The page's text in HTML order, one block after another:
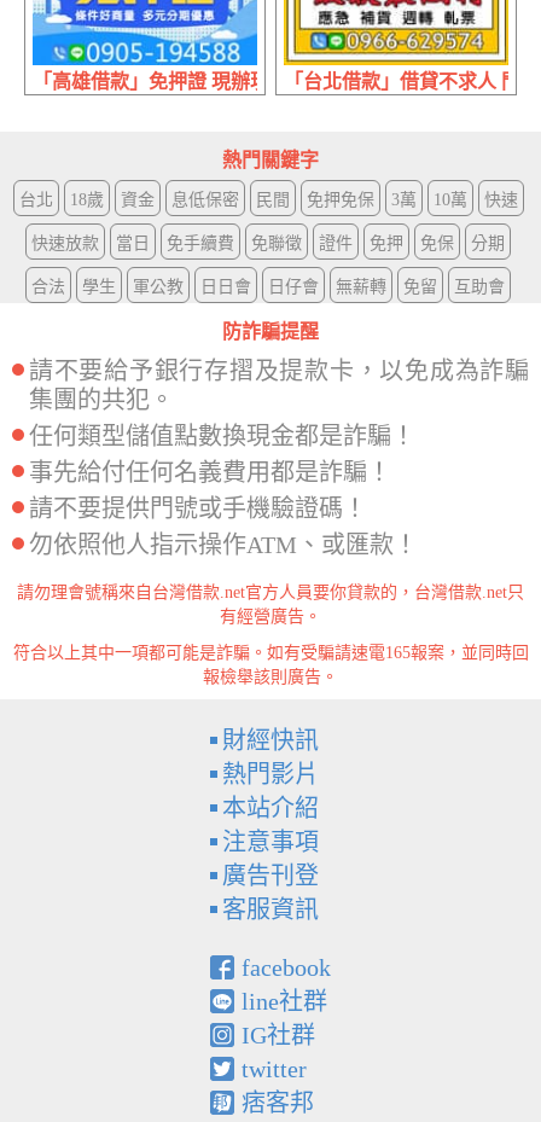
「高雄借款」免押證 現辦現領 | 條件好商量 保證實拿免扣
「台北借款」借貸不求人 門
熱門關鍵字
台北 18歲 資金 息低保密 民間 免押免保 3萬 10萬 快速
快速放款 當日 免手續費 免聯徵 證件 免押 免保 分期
合法 學生 軍公教 日日會 日仔會 無薪轉 免留 互助會
防詐騙提醒
請不要給予銀行存摺及提款卡，以免成為詐騙
集團的共犯。
任何類型儲值點數換現金都是詐騙！
事先給付任何名義費用都是詐騙！
請不要提供門號或手機驗證碼！
勿依照他人指示操作ATM、或匯款！
請勿理會號稱來自台灣借款.net官方人員要你貸款的，台灣借款.net只
有經營廣告。
符合以上其中一項都可能是詐騙。如有受騙請速電165報案，並同時回
報檢舉該則廣告。
財經快訊
熱門影片
本站介紹
注意事項
廣告刊登
客服資訊
facebook
line社群
IG社群
twitter
痞客邦